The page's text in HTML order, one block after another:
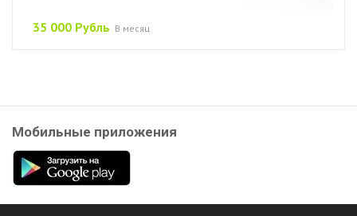
35 000 Рубль В месяц
Мобильные приложения